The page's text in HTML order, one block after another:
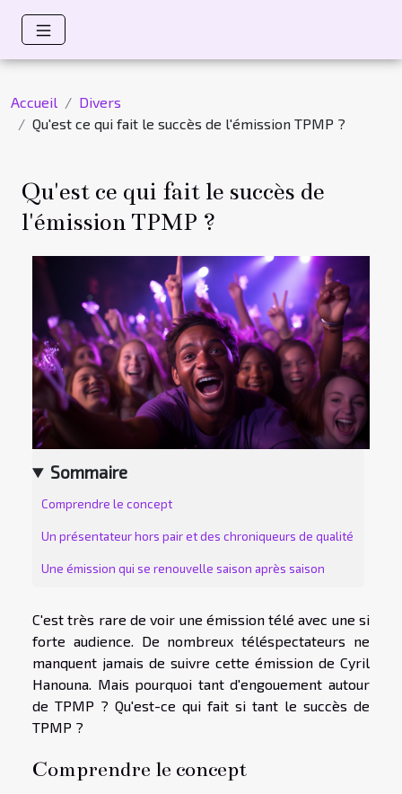
Accueil
Divers
Qu'est ce qui fait le succès de l'émission TPMP ?
Qu'est ce qui fait le succès de
l'émission TPMP ?
Sommaire
Comprendre le concept
Un présentateur hors pair et des chroniqueurs de qualité
Une émission qui se renouvelle saison après saison
C'est très rare de voir une émission télé avec une si
forte audience. De nombreux téléspectateurs ne
manquent jamais de suivre cette émission de Cyril
Hanouna. Mais pourquoi tant d'engouement autour
de TPMP ? Qu'est-ce qui fait si tant le succès de
TPMP ?
Comprendre le concept